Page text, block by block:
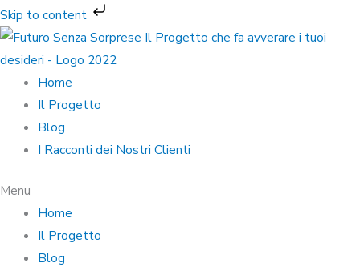
Skip to content
Vai
al
contenuto
Home
Il Progetto
Blog
I Racconti dei Nostri Clienti
Menu
Home
Il Progetto
Blog